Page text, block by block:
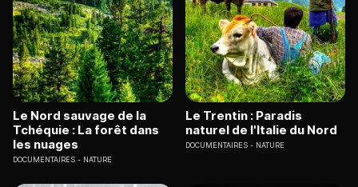
Le Nord sauvage de la
Tchéquie : La forêt dans
les nuages
DOCUMENTAIRES NATURE
Le Trentin : Paradis
naturel de l'Italie du Nord
DOCUMENTAIRES NATURE